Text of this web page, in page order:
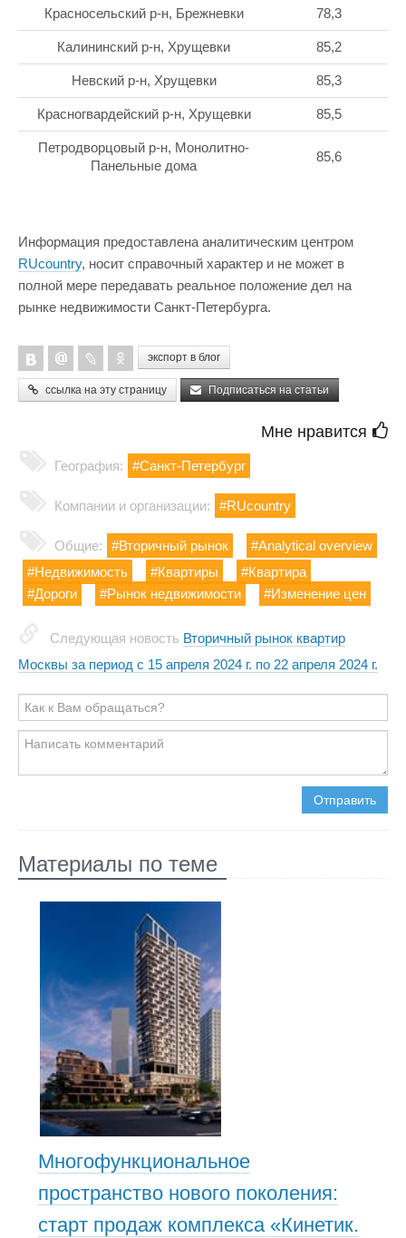
Красносельский р-н, Брежневки 78,3
Калининский р-н, Хрущевки 85,2
Невский р-н, Хрущевки 85,3
Красногвардейский р-н, Хрущевки 85,5
Петродворцовый р-н, Монолитно-
Панельные дома
85,6
Информация предоставлена аналитическим центром
RUcountry, носит справочный характер и не может в
полной мере передавать реальное положение дел на
рынке недвижимости Санкт-Петербурга.
экспорт в блог
ссылка на эту страницу Подписаться на статьи
Мне нравится
География: #Санкт-Петербург
Компании и организации: #RUcountry
Общие: #Вторичный рынок
#Analytical overview
#Недвижимость
#Квартиры
#Квартира
#Дороги
#Рынок недвижимости #Изменение цен
Следующая новость Вторичный рынок квартир
Москвы за период с 15 апреля 2024 г. по 22 апреля 2024 г.
Отправить
Материалы по теме
Многофункциональное
пространство нового поколения:
старт продаж комплекса «Кинетик.